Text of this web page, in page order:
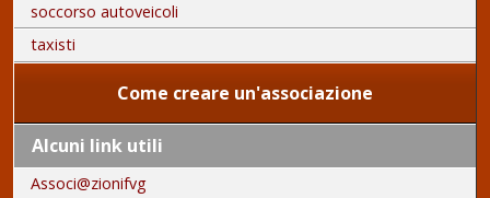
soccorso autoveicoli
taxisti
Come creare un'associazione
Alcuni link utili
Associ@zionifvg